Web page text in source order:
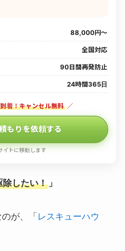
88,000円〜
全国対応
90日間再発防止
24時間365日
着！キャンセル無料 ／
もりを依頼する
イトに移動します
除したい！」
が、「 レスキューハウ